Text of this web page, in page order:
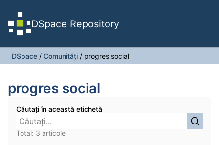
DSpace Repository
DSpace / Comunități / progres social
progres social
Căutați în această etichetă
Total: 3 articole